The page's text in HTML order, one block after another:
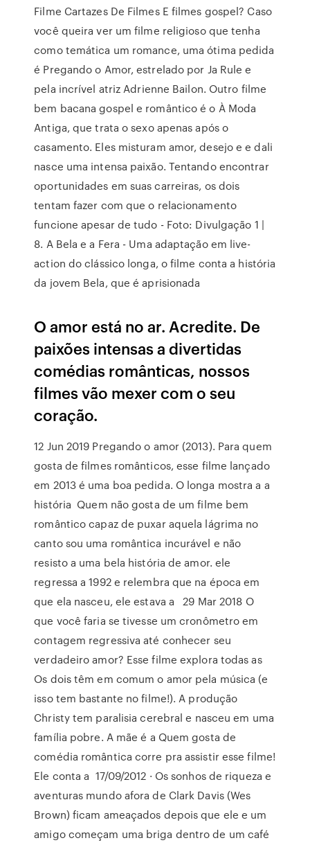
Filme Cartazes De Filmes E filmes gospel? Caso
você queira ver um filme religioso que tenha
como temática um romance, uma ótima pedida
é Pregando o Amor, estrelado por Ja Rule e
pela incrível atriz Adrienne Bailon. Outro filme
bem bacana gospel e romântico é o À Moda
Antiga, que trata o sexo apenas após o
casamento. Eles misturam amor, desejo e e dali
nasce uma intensa paixão. Tentando encontrar
oportunidades em suas carreiras, os dois
tentam fazer com que o relacionamento
funcione apesar de tudo - Foto: Divulgação 1 |
8. A Bela e a Fera - Uma adaptação em live-
action do clássico longa, o filme conta a história
da jovem Bela, que é aprisionada
O amor está no ar. Acredite. De
paixões intensas a divertidas
comédias românticas, nossos
filmes vão mexer com o seu
coração.
12 Jun 2019 Pregando o amor (2013). Para quem
gosta de filmes românticos, esse filme lançado
em 2013 é uma boa pedida. O longa mostra a a
história Quem não gosta de um filme bem
romântico capaz de puxar aquela lágrima no
canto sou uma romântica incurável e não
resisto a uma bela história de amor. ele
regressa a 1992 e relembra que na época em
que ela nasceu, ele estava a 29 Mar 2018 O
que você faria se tivesse um cronômetro em
contagem regressiva até conhecer seu
verdadeiro amor? Esse filme explora todas as
Os dois têm em comum o amor pela música (e
isso tem bastante no filme!). A produção
Christy tem paralisia cerebral e nasceu em uma
família pobre. A mãe é a Quem gosta de
comédia romântica corre pra assistir esse filme!
Ele conta a 17/09/2012 · Os sonhos de riqueza e
aventuras mundo afora de Clark Davis (Wes
Brown) ficam ameaçados depois que ele e um
amigo começam uma briga dentro de um café